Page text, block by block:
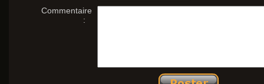
Commentaire
: